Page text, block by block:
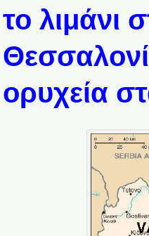
το λιμάνι
ορυχεία